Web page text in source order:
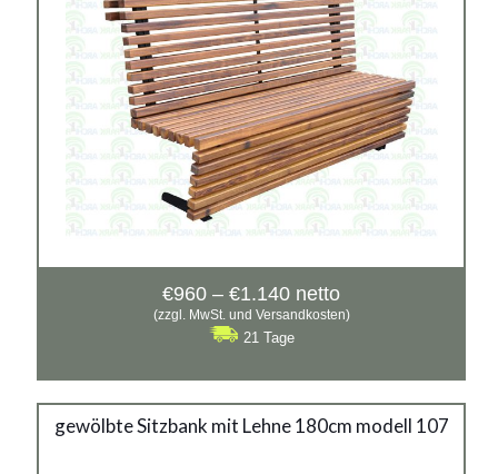
verzinkter Stahl mit Pulverbeschichtung in RAL
Siehe mehr
€960 – €1.140Preisspanne:
€960
bis
netto
(zzgl. MwSt. und Versandkosten)
21 Tage
gewölbte Sitzbank mit Lehne 180cm modell 107
Stahlbank 107